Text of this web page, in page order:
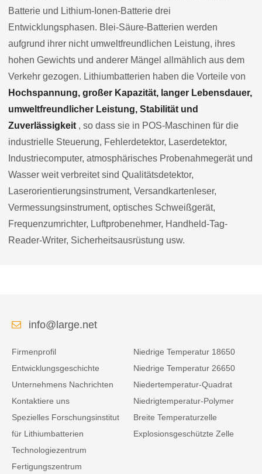
Batterie und Lithium-Ionen-Batterie drei
Entwicklungsphasen. Blei-Säure-Batterien werden
aufgrund ihrer nicht umweltfreundlichen Leistung, ihres
hohen Gewichts und anderer Mängel allmählich aus dem
Verkehr gezogen. Lithiumbatterien haben die Vorteile von
Hochspannung, großer Kapazität, langer Lebensdauer,
umweltfreundlicher Leistung, Stabilität und
Zuverlässigkeit , so dass sie in POS-Maschinen für die
industrielle Steuerung, Fehlerdetektor, Laserdetektor,
Industriecomputer, atmosphärisches Probenahmegerät und
Wasser weit verbreitet sind Qualitätsdetektor,
Laserorientierungsinstrument, Versandkartenleser,
Vermessungsinstrument, optisches Schweißgerät,
Frequenzumrichter, Luftprobenehmer, Handheld-Tag-
Reader-Writer, Sicherheitsausrüstung usw.
info@large.net
Firmenprofil
Entwicklungsgeschichte
Unternehmens Nachrichten
Kontaktiere uns
Spezielles Forschungsinstitut
für Lithiumbatterien
Technologiezentrum
Fertigungszentrum
Niedrige Temperatur 18650
Niedrige Temperatur 26650
Niedertemperatur-Quadrat
Niedrigtemperatur-Polymer
Breite Temperaturzelle
Explosionsgeschützte Zelle